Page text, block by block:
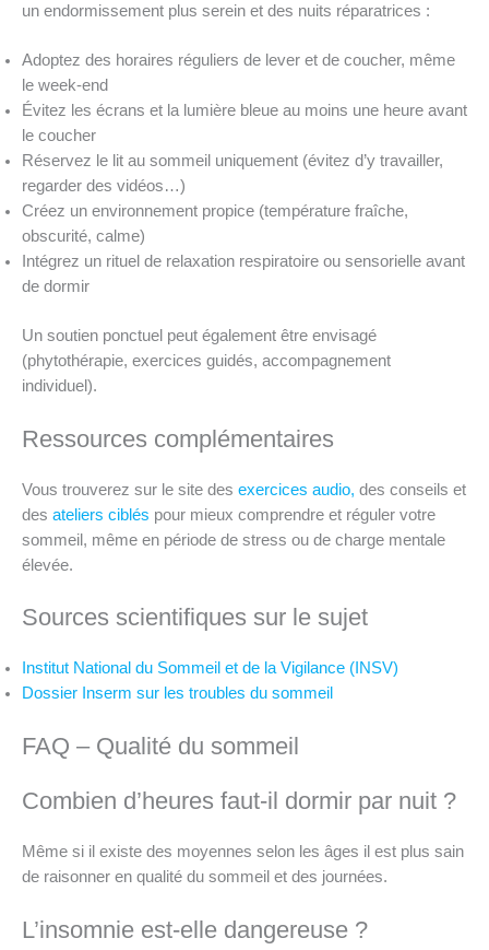
un endormissement plus serein et des nuits réparatrices :
Adoptez des horaires réguliers de lever et de coucher, même
le week-end
Évitez les écrans et la lumière bleue au moins une heure avant
le coucher
Réservez le lit au sommeil uniquement (évitez d’y travailler,
regarder des vidéos…)
Créez un environnement propice (température fraîche,
obscurité, calme)
Intégrez un rituel de relaxation respiratoire ou sensorielle avant
de dormir
Un soutien ponctuel peut également être envisagé
(phytothérapie, exercices guidés, accompagnement
individuel).
Ressources complémentaires
Vous trouverez sur le site des exercices audio, des conseils et
des ateliers ciblés pour mieux comprendre et réguler votre
sommeil, même en période de stress ou de charge mentale
élevée.
Sources scientifiques sur le sujet
Institut National du Sommeil et de la Vigilance (INSV)
Dossier Inserm sur les troubles du sommeil
FAQ – Qualité du sommeil
Combien d’heures faut-il dormir par nuit ?
Même si il existe des moyennes selon les âges il est plus sain
de raisonner en qualité du sommeil et des journées.
L’insomnie est-elle dangereuse ?